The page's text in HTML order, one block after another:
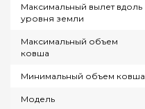
Максимальный вылет вдоль
уровня земли
Максимальный объем
ковша
Минимальный объем ковша
Модель